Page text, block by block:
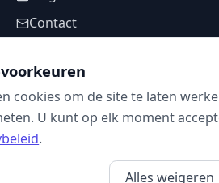
Contact
VOLG ONS
cookies om de site te laten
U kunt op elk moment
.
Alles weigeren